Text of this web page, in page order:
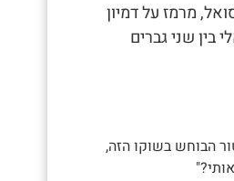
מרמז על דמיון
בין שני גברים
הבוחש בשוקו הזה,